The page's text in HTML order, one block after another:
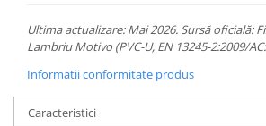
Ultima actualizare: Mai 2026. Sursă oficială:
Lambriu Motivo (PVC-U, EN 13245-2:2009/
Informatii conformitate produs
Caracteristici